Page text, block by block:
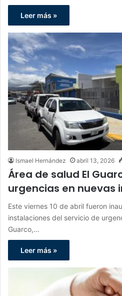
Leer más »
Ismael Hernández abril 13, 2026
Área de salud El
urgencias en nuevas
Este viernes 10 de abril fueron
instalaciones del servicio de
Guarco,…
Leer más »